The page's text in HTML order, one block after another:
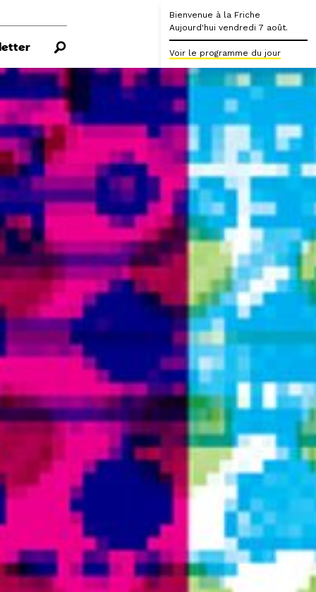
Bienvenue à la Friche
Aujourd'hui vendredi 7 août.
Voir le programme du jour